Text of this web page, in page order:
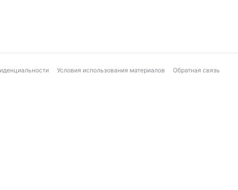
Условия использования материалов Обратная связь